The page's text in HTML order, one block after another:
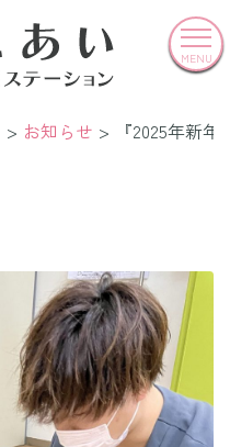
MENU
お知らせ 『2025年新